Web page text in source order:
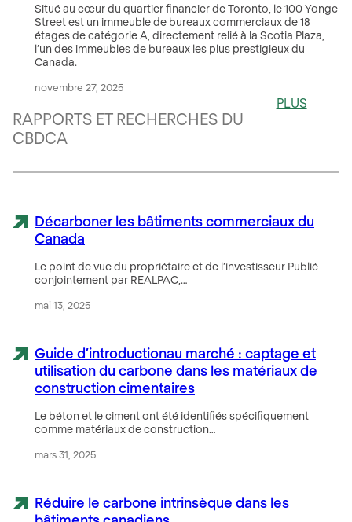
Situé au cœur du quartier financier de Toronto, le 100 Yonge
Street est un immeuble de bureaux commerciaux de 18
étages de catégorie A, directement relié à la Scotia Plaza,
l’un des immeubles de bureaux les plus prestigieux du
Canada.
novembre 27, 2025
RAPPORTS ET RECHERCHES DU
CBDCA
PLUS
Décarboner les bâtiments commerciaux du
Canada
Le point de vue du propriétaire et de l’investisseur Publié
conjointement par REALPAC,…
mai 13, 2025
Guide d’introductionau marché : captage et
utilisation du carbone dans les matériaux de
construction cimentaires
Le béton et le ciment ont été identifiés spécifiquement
comme matériaux de construction…
mars 31, 2025
Réduire le carbone intrinsèque dans les